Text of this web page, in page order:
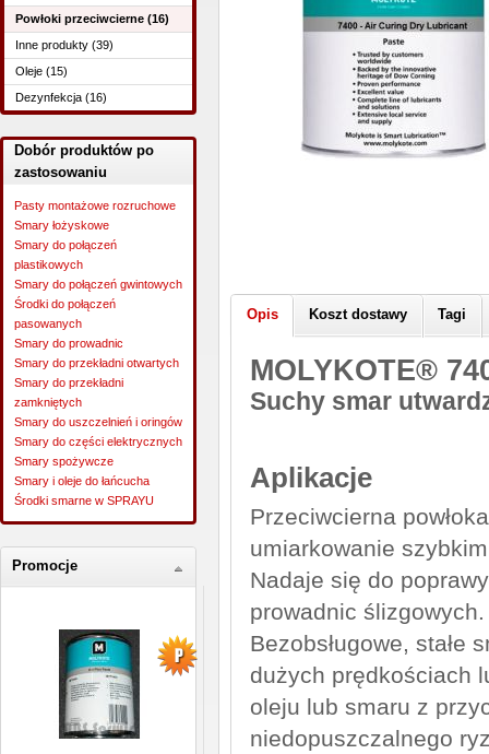
Powłoki przeciwcierne (16)
Inne produkty (39)
Oleje (15)
Dezynfekcja (16)
Dobór produktów po
zastosowaniu
Pasty montażowe rozruchowe
Smary łożyskowe
Smary do połączeń
plastikowych
Smary do połączeń gwintowych
Środki do połączeń
pasowanych
Smary do prowadnic
Smary do przekładni otwartych
Smary do przekładni
zamkniętych
Smary do uszczelnień i oringów
Smary do części elektrycznych
Smary spożywcze
Smary i oleje do łańcucha
Środki smarne w SPRAYU
Promocje
Opis Koszt dostawy Tagi
MOLYKOTE®
Suchy smar
Aplikacje
Przeciwcierna
umiarkowanie
Nadaje się do
prowadnic ślizgowych.
Bezobsługowe, stałe
dużych prędkościach
oleju lub smaru z
niedopuszczalnego